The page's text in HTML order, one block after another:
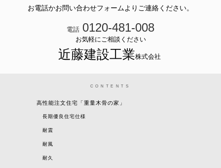
お電話かお問い合わせフォームよりご連絡ください。
電話 0120-481-008
お気軽にご相談ください
近藤建設工業株式会社
CONTENTS
高性能注文住宅「重量木骨の家」
長期優良住宅仕様
耐震
耐風
耐久